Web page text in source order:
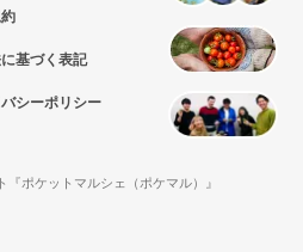
基づく表記
シーポリシー
ポケットマルシェ（ポケマル）』